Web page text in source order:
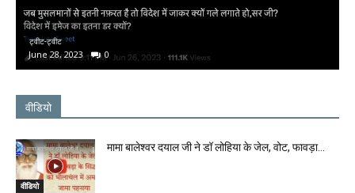
ट्वीट-ट्वीट
June 28, 2023 0
वीडियो
वीडियो
मामा बालेश्वर दयाल जी ने डॉ लोहिया के जेल, वोट, फावड़ा...